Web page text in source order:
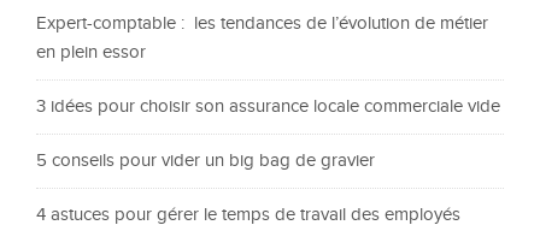
Expert-comptable : les tendances de l’évolution de métier
en plein essor
3 idées pour choisir son assurance locale commerciale vide
5 conseils pour vider un big bag de gravier
4 astuces pour gérer le temps de travail des employés